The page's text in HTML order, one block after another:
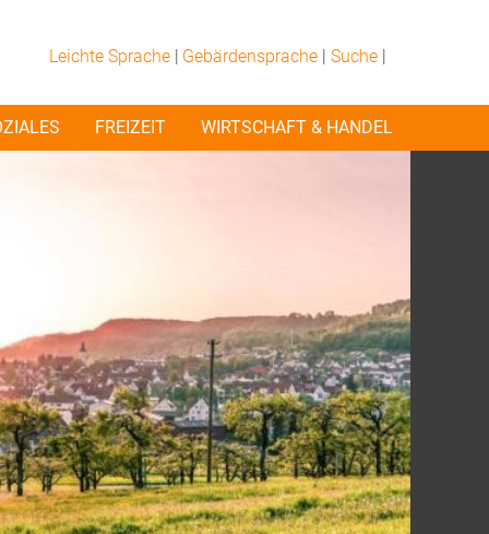
Leichte Sprache | Gebärdensprache | Suche|
FREIZEIT WIRTSCHAFT & HANDEL